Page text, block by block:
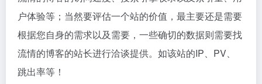
户体验等；当然要评估一个站的价值，最主要还是需要
根据您自身的需求以及需要，一些确切的数据则需要找
流情的博客的站长进行洽谈提供。如该站的IP、PV、
跳出率等！